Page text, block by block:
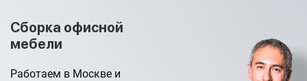
Сборка офисной
мебели
Работаем в Москве и